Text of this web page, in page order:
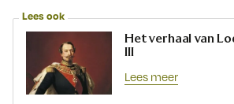
Lees ook
Het verhaal van
III
Lees meer